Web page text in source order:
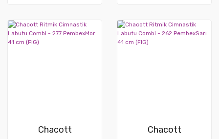
Chacott Chacott